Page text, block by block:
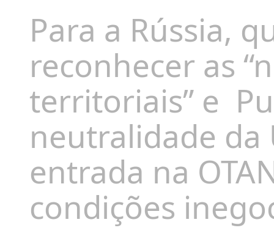
Para a Rússia,
reconhecer as
territoriais” e
neutralidade da
entrada na
condições